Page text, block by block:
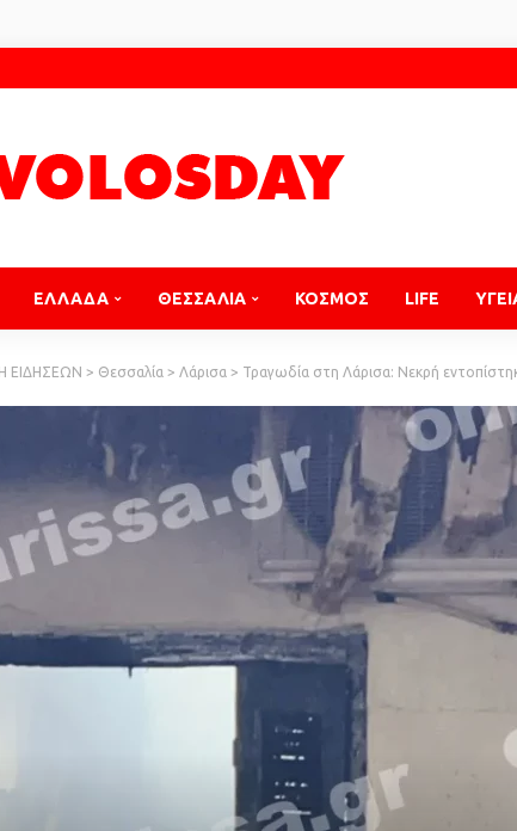
ΕΛΛΑΔΑ ΘΕΣΣΑΛΙΑ ΚΟΣΜΟΣ LIFE
ΕΙΔΗΣΕΩΝ > Θεσσαλία > Λάρισα > Τραγωδία στη Λάρισα: Νεκρή